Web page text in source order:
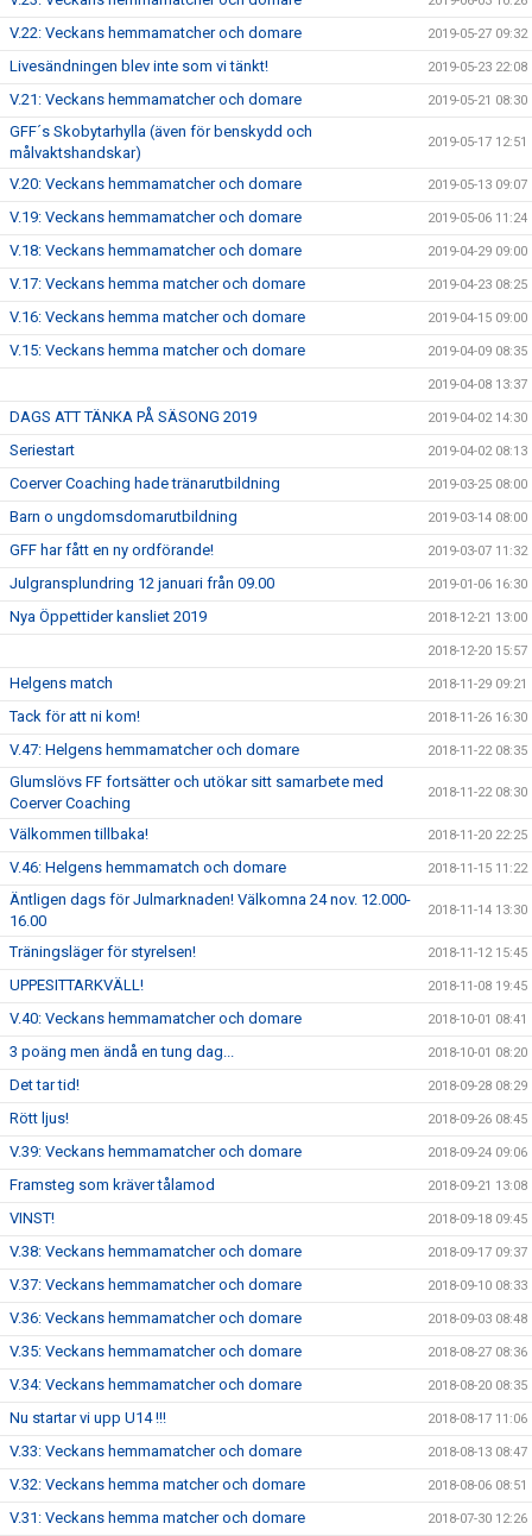
V.22: Veckans hemmamatcher och domare 2019-05-27 09:32
Livesändningen blev inte som vi tänkt! 2019-05-23 22:08
V.21: Veckans hemmamatcher och domare 2019-05-21 08:30
GFF´s Skobytarhylla (även för benskydd och
målvaktshandskar)
2019-05-17 12:51
V.20: Veckans hemmamatcher och domare 2019-05-13 09:07
V.19: Veckans hemmamatcher och domare 2019-05-06 11:24
V.18: Veckans hemmamatcher och domare 2019-04-29 09:00
V.17: Veckans hemma matcher och domare 2019-04-23 08:25
V.16: Veckans hemma matcher och domare 2019-04-15 09:00
V.15: Veckans hemma matcher och domare 2019-04-09 08:35
2019-04-08 13:37
DAGS ATT TÄNKA PÅ SÄSONG 2019 2019-04-02 14:30
Seriestart 2019-04-02 08:13
Coerver Coaching hade tränarutbildning 2019-03-25 08:00
Barn o ungdomsdomarutbildning 2019-03-14 08:00
GFF har fått en ny ordförande! 2019-03-07 11:32
Julgransplundring 12 januari från 09.00 2019-01-06 16:30
Nya Öppettider kansliet 2019 2018-12-21 13:00
2018-12-20 15:57
Helgens match 2018-11-29 09:21
Tack för att ni kom! 2018-11-26 16:30
V.47: Helgens hemmamatcher och domare 2018-11-22 08:35
Glumslövs FF fortsätter och utökar sitt samarbete med
Coerver Coaching
2018-11-22 08:30
Välkommen tillbaka! 2018-11-20 22:25
V.46: Helgens hemmamatch och domare 2018-11-15 11:22
Äntligen dags för Julmarknaden! Välkomna 24 nov. 12.000-
16.00
2018-11-14 13:30
Träningsläger för styrelsen! 2018-11-12 15:45
UPPESITTARKVÄLL! 2018-11-08 19:45
V.40: Veckans hemmamatcher och domare 2018-10-01 08:41
3 poäng men ändå en tung dag... 2018-10-01 08:20
Det tar tid! 2018-09-28 08:29
Rött ljus! 2018-09-26 08:45
V.39: Veckans hemmamatcher och domare 2018-09-24 09:06
Framsteg som kräver tålamod 2018-09-21 13:08
VINST! 2018-09-18 09:45
V.38: Veckans hemmamatcher och domare 2018-09-17 09:37
V.37: Veckans hemmamatcher och domare 2018-09-10 08:33
V.36: Veckans hemmamatcher och domare 2018-09-03 08:48
V.35: Veckans hemmamatcher och domare 2018-08-27 08:36
V.34: Veckans hemmamatcher och domare 2018-08-20 08:35
Nu startar vi upp U14 !!! 2018-08-17 11:06
V.33: Veckans hemmamatcher och domare 2018-08-13 08:47
V.32: Veckans hemma matcher och domare 2018-08-06 08:51
V.31: Veckans hemma matcher och domare 2018-07-30 12:26